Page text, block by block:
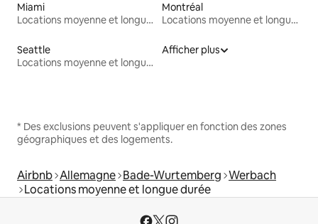
Miami
Locations moyenne et longue durée
Montréal
Locations moyenne et longue durée
Seattle
Locations moyenne et longue durée
Afficher plus
* Des exclusions peuvent s'appliquer en fonction des zones
géographiques et des logements.
Airbnb Allemagne Bade-Wurtemberg Werbach
Locations moyenne et longue durée